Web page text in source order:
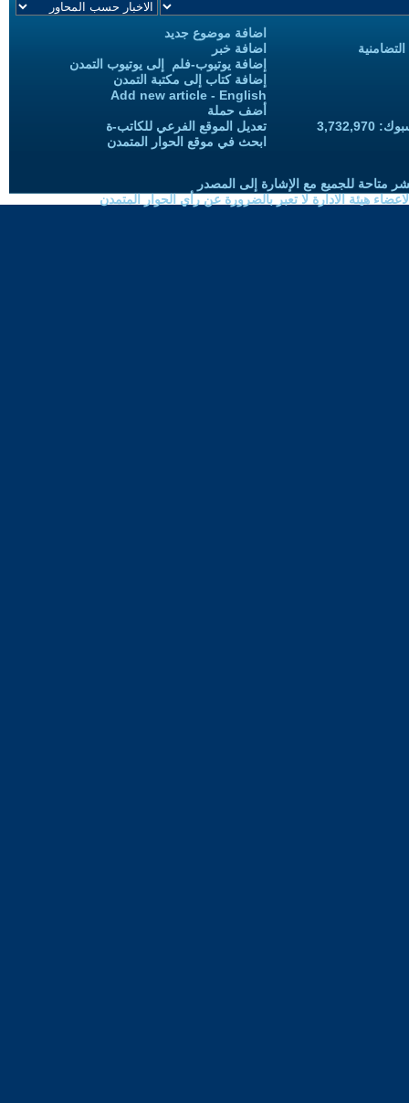
اضافة موضوع جديد
اضافة خبر
إضافة يوتيوب-فلم إلى يوتيوب التمدن
إضافة كتاب إلى مكتبة التمدن
Add new article - English
أضف حملة
تعديل الموقع الفرعي للكاتب-ة
ابحث في موقع الحوار المتمدن
متاحة للجميع مع الإشارة إلى المصدر
هيئة الادارة لا تعبر بالضرورة عن رأي الحوار المتمدن